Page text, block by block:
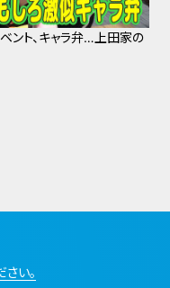
ント、キャラ弁…上田家の
い。